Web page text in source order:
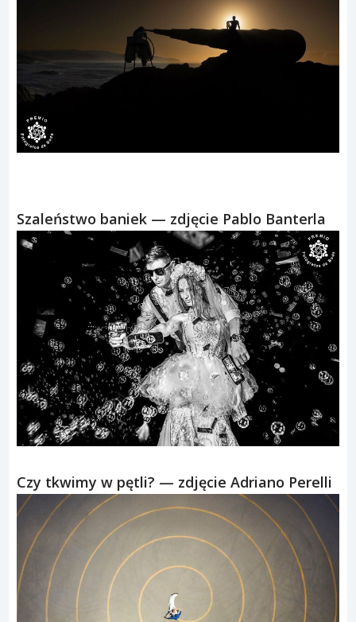
Szaleństwo baniek — zdjęcie Pablo Banterla
Czy tkwimy w pętli? — zdjęcie Adriano Perelli